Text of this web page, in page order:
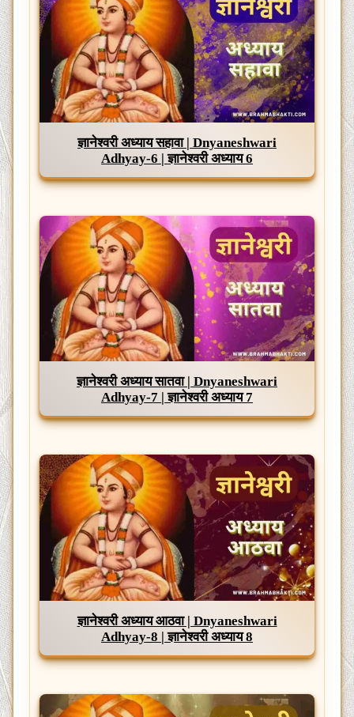
ज्ञानेश्वरी अध्याय सहावा | Dnyaneshwari
Adhyay-6 | ज्ञानेश्वरी अध्याय 6
ज्ञानेश्वरी अध्याय सातवा | Dnyaneshwari
Adhyay-7 | ज्ञानेश्वरी अध्याय 7
ज्ञानेश्वरी अध्याय आठवा | Dnyaneshwari
Adhyay-8 | ज्ञानेश्वरी अध्याय 8